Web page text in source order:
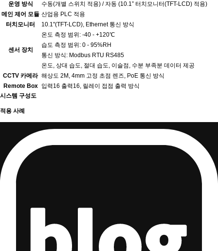
운영 방식
수동(개별 스위치 적용) / 자동 (10.1” 터치모니터(TFT-LCD) 적용)
메인 제어 모듈 산업용 PLC 적용
터치모니터
10.1"(TFT-LCD), Ethernet 통신 방식
센서 장치
온도 측정 범위: -40 - +120℃
습도 측정 범위: 0 - 95%RH
통신 방식: Modbus RTU RS485
온도, 상대 습도, 절대 습도, 이슬점, 수분 부족분 데이터 제공
CCTV 카메라 해상도 2M, 4mm 고정 초점 렌즈, PoE 통신 방식
Remote Box
입력16 출력16, 릴레이 접점 출력 방식
시스템 구성도
적용 사례